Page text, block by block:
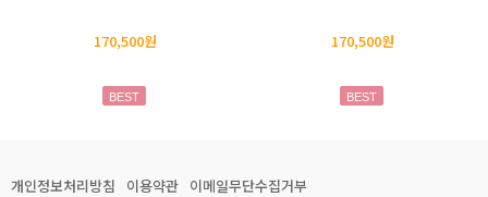
170,500원
BEST
170,500원
BEST
개인정보처리방침 이용약관 이메일무단수집거부